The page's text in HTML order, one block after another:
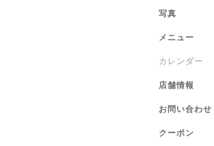
写真
メニュー
カレンダー
店舗情報
お問い合わせ
クーポン